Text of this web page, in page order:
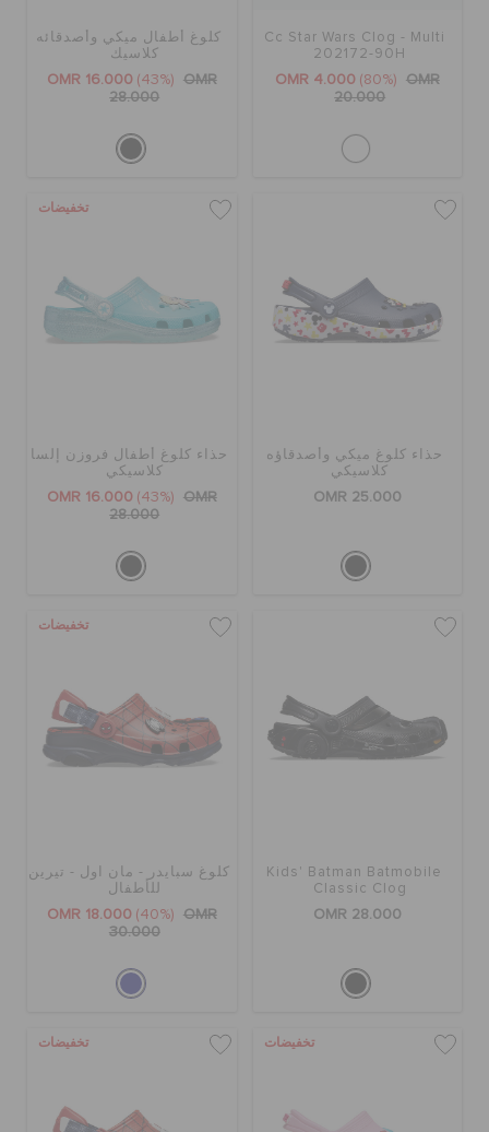
تسجيل الدخول / اشتراك
قائمة الامنيات
الطلبيات المرتجعة
Cc Star Wars Clog - Multi
202172-90H
OMR 4.000 (80%)
OMR
20.000
كلوغ أطفال ميكي وأصدقائه
كلاسيك
OMR 16.000 (43%)
OMR
28.000
حذاء كلوغ ميكي وأصدقاؤه
كلاسيكي
OMR 25.000
تخفيضات
حذاء كلوغ أطفال فروزن إلسا
كلاسيكي
OMR 16.000 (43%)
OMR
28.000
Kids' Batman Batmobile
Classic Clog
OMR 28.000
تخفيضات
كلوغ سبايدر - مان اول - تيرين
للأطفال
OMR 18.000 (40%)
OMR
30.000
تخفيضات تخفيضات